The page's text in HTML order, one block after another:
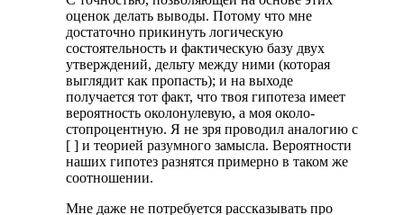
оценок делать выводы. Потому что мне
достаточно прикинуть логическую
состоятельность и фактическую базу двух
утверждений, дельту между ними (которая
выглядит как пропасть); и на выходе
получается тот факт, что твоя гипотеза имеет
вероятность околонулевую, а моя около-
стопроцентную. Я не зря проводил аналогию с
[ ] и теорией разумного замысла. Вероятности
наших гипотез разнятся примерно в таком же
соотношении.
Мне даже не потребуется рассказывать про